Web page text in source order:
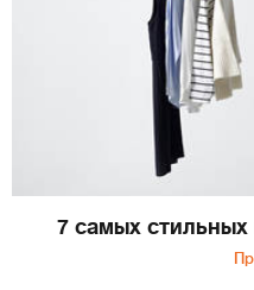
7 самых